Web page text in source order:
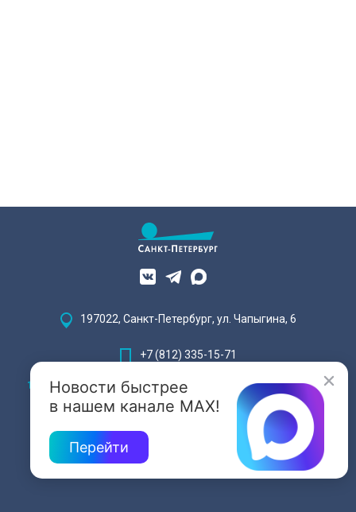
Новости быстрее
в нашем канале MAX!
Перейти
197022, Санкт-Петербург, ул. Чапыгина, 6
+7 (812) 335-15-71
Внимание! Отдельные видеоматериалы, размещенные на настоящем
сайте, могут содержать информацию, предназначенную для лиц,
достигших 18 лет.